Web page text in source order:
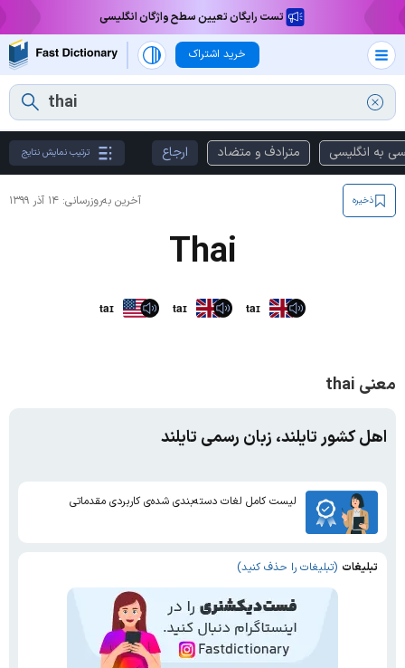
تست رایگان تعیین سطح واژگان انگلیسی
خرید اشتراک
به انگلیسی مترادف و متضاد ارجاع ترتیب نمایش نتایج
آخرین به‌روزرسانی: ۱۴ آذر ۱۳۹۹ ذخیره
Thai
taɪ taɪ taɪ
معنی thai
اهل کشور تایلند، زبان رسمی تایلند
لیست کامل لغات دسته‌بندی شده‌ی کاربردی مقدماتی
تبلیغات (تبلیغات را حذف کنید)